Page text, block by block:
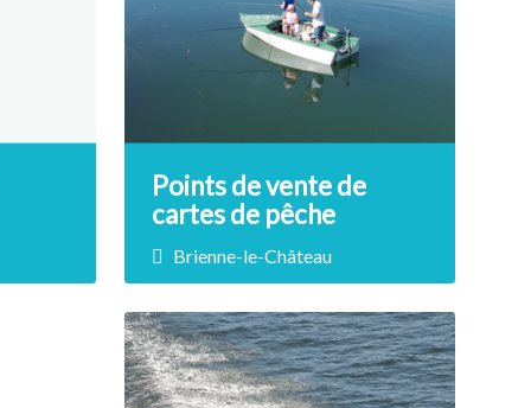
Points de vente de
cartes de pêche
Brienne-le-Château
Prix non renseigné
You will find different places
where you can buy fishing…